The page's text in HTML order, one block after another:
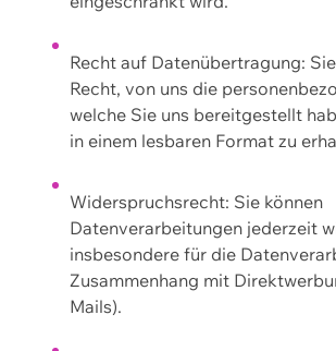
Recht auf Datenübertragung:
Recht, von uns die
welche Sie uns bereitgestellt
in einem lesbaren Format zu
Widerspruchsrecht: Sie können
Datenverarbeitungen jederzeit
insbesondere für die
Zusammenhang mit
Mails).